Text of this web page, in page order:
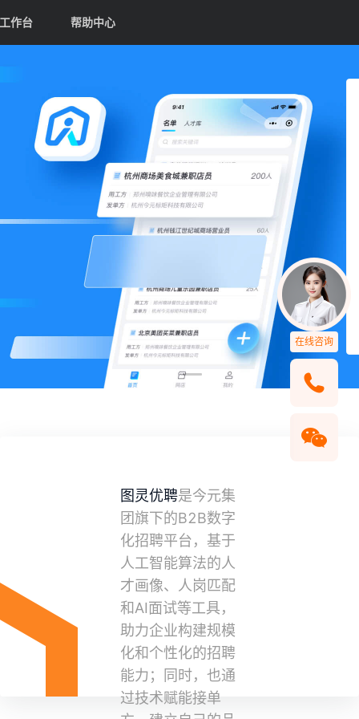
工作台 帮助中心
在线咨询
图灵优聘是今元集
团旗下的B2B数字
化招聘平台，基于
人工智能算法的人
才画像、人岗匹配
和AI面试等工具，
助力企业构建规模
化和个性化的招聘
能力；同时，也通
过技术赋能接单